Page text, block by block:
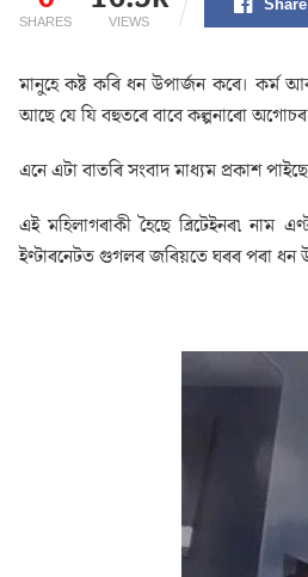
SHARES VIEWS
মানুহে কষ্ট কৰি ধন উপাৰ্জন কৰে। কৰ্ম
আছে যে যি বহুতৰে বাবে কল্পনাৰো
এনে এটা বাতৰি সংবাদ মাধ্যম প্ৰকাশ
এই মহিলাগৰাকী হৈছে ব্ৰিটেইনৰ৷ নাম
ইণ্টাৰনেটত গুগলৰ জৰিয়তে ঘৰৰ পৰা ধন